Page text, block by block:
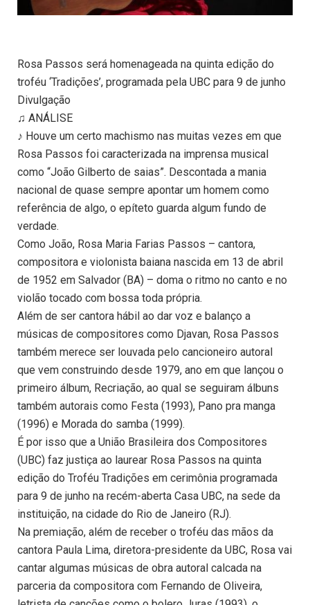
Rosa Passos será homenageada na quinta edição do
troféu ‘Tradições’, programada pela UBC para 9 de junho
Divulgação
♫ ANÁLISE
♪ Houve um certo machismo nas muitas vezes em que
Rosa Passos foi caracterizada na imprensa musical
como “João Gilberto de saias”. Descontada a mania
nacional de quase sempre apontar um homem como
referência de algo, o epíteto guarda algum fundo de
verdade.
Como João, Rosa Maria Farias Passos – cantora,
compositora e violonista baiana nascida em 13 de abril
de 1952 em Salvador (BA) – doma o ritmo no canto e no
violão tocado com bossa toda própria.
Além de ser cantora hábil ao dar voz e balanço a
músicas de compositores como Djavan, Rosa Passos
também merece ser louvada pelo cancioneiro autoral
que vem construindo desde 1979, ano em que lançou o
primeiro álbum, Recriação, ao qual se seguiram álbuns
também autorais como Festa (1993), Pano pra manga
(1996) e Morada do samba (1999).
É por isso que a União Brasileira dos Compositores
(UBC) faz justiça ao laurear Rosa Passos na quinta
edição do Troféu Tradições em cerimônia programada
para 9 de junho na recém-aberta Casa UBC, na sede da
instituição, na cidade do Rio de Janeiro (RJ).
Na premiação, além de receber o troféu das mãos da
cantora Paula Lima, diretora-presidente da UBC, Rosa vai
cantar algumas músicas de obra autoral calcada na
parceria da compositora com Fernando de Oliveira,